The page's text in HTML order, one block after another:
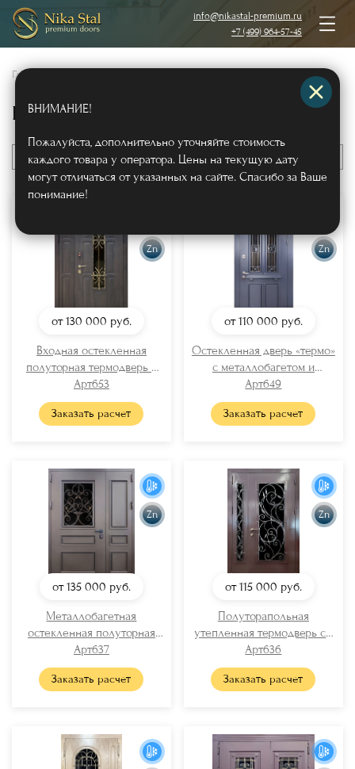
info@nikastal-premium.ru
+7 (499) 964-57-45
Главная
Входные двери с ковкой и стеклом
По цене
Zn
от 130 000 руб.
Входная остекленная
полуторная термодверь с
карнизом и решеткой
(отделка МДФ ПВХ)
Арт653
Заказать расчет
Zn
от 110 000 руб.
Остекленная дверь «термо»
с металлобагетом и
карнизом + авторская ковка
Арт649
Заказать расчет
Zn
от 135 000 руб.
Металлобагетная
остекленная полуторная
дверь «ТЕРМО» с ковкой
Арт637
Заказать расчет
Zn
от 115 000 руб.
Полуторапольная
утепленная термодверь со
стеклопакетами и
решетками
Арт636
Заказать расчет
ВНИМАНИЕ!
Пожалуйста, дополнительно уточняйте стоимость
каждого товара у оператора. Цены на текущую дату
могут отличаться от указанных на сайте. Спасибо за Ваше
понимание!